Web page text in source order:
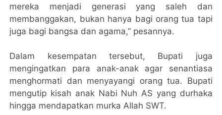
mereka menjadi generasi yang saleh dan
membanggakan, bukan hanya bagi orang tua tapi
juga bagi bangsa dan agama,” pesannya.
Dalam kesempatan tersebut, Bupati juga
mengingatkan para anak-anak agar senantiasa
menghormati dan menyayangi orang tua. Bupati
mengutip kisah anak Nabi Nuh AS yang durhaka
hingga mendapatkan murka Allah SWT.